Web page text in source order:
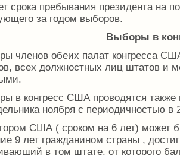
срока пребывания президента на
за годом выборов.
Выборы в
членов обеих палат конгресса
всех должностных лиц штатов и
в конгресс США проводятся также
ноября с периодичностью в
США ( сроком на 6 лет) может
9 лет гражданином страны ,
в том штате, от которого